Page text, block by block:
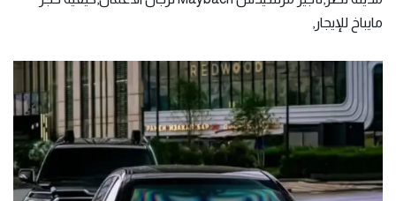
مايباخ للإيجار,